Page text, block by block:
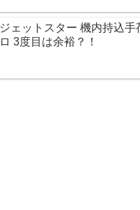
ジェットスター 機内持込手
ロ 3度目は余裕？！